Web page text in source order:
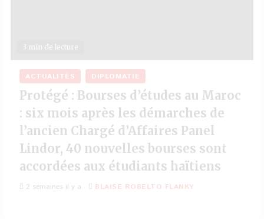
3 min de lecture
ACTUALITÉS DIPLOMATIE
Protégé : Bourses d’études au Maroc
: six mois après les démarches de
l’ancien Chargé d’Affaires Panel
Lindor, 40 nouvelles bourses sont
accordées aux étudiants haïtiens
2 semaines il y a BLAISE ROBELTO FLANKY